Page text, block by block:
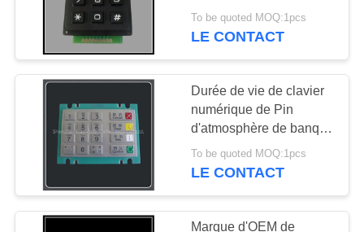
principaux * 4
connecteur d'aviation de
To be quoted MOQ:1pcs
LE CONTACT
Durée de vie de clavier
numérique de Pin
d'atmosphère de banque
longue, clavier de Pin
d'atmosphère avec
To be quoted MOQ:1pcs
LE CONTACT
Marque d'OEM de